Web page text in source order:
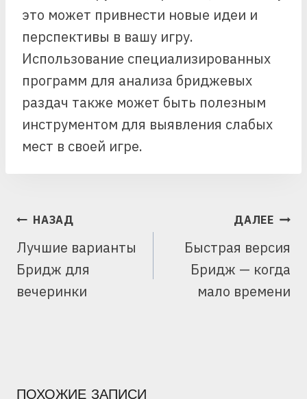
это может привнести новые идеи и
перспективы в вашу игру.
Использование специализированных
программ для анализа бриджевых
раздач также может быть полезным
инструментом для выявления слабых
мест в своей игре.
НАВИГАЦИЯ
ЗАПИСЯМ
НАЗАД
Лучшие варианты
Бридж для
вечеринки
ДАЛЕЕ
Быстрая версия
Бридж — когда
мало времени
ПОХОЖИЕ ЗАПИСИ